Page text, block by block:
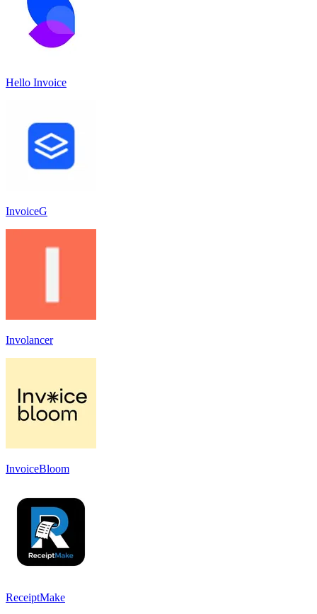
Hello Invoice
InvoiceG
Involancer
InvoiceBloom
ReceiptMake